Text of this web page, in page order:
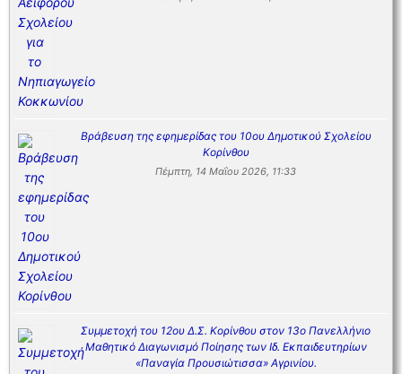
Βράβευση της εφημερίδας του 10ου Δημοτικού Σχολείου
Κορίνθου
Πέμπτη, 14 Μαΐου 2026, 11:33
Συμμετοχή του 12ου Δ.Σ. Κορίνθου στον 13ο Πανελλήνιο
Μαθητικό Διαγωνισμό Ποίησης των Ιδ. Εκπαιδευτηρίων
«Παναγία Προυσιώτισσα» Αγρινίου.